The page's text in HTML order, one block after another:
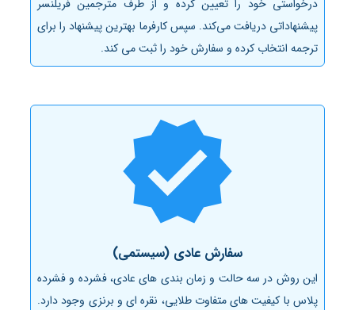
درخواستی خود را تعیین کرده و از طرف مترجمین فریلنسر
پیشنهاداتی دریافت می‌کند. سپس کارفرما بهترین پیشنهاد را برای
ترجمه انتخاب کرده و سفارش خود را ثبت می کند.
سفارش عادی (سیستمی)
این روش در سه حالت و زمان بندی های عادی، فشرده و فشرده
پلاس با کیفیت های متفاوت طلایی، نقره ای و برنزی وجود دارد.